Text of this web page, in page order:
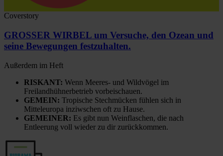
Coverstory
GROSSER WIRBEL um Versuche, den Ozean und
seine Bewegungen festzuhalten.
Außerdem im Heft
RISKANT: Wenn Meeres- und Wildvögel im
Freilandhühnerbetrieb vorbeischauen.
GEMEIN: Tropische Stechmücken fühlen sich in
Mitteleuropa inziwschen oft zu Hause.
GEMEINER: Es gibt nun Weinflaschen, die nach
Entleerung voll wieder zu dir zurückkommen.